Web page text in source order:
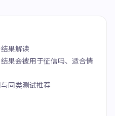
果解读
果会被用于征信吗、适合情
同类测试推荐